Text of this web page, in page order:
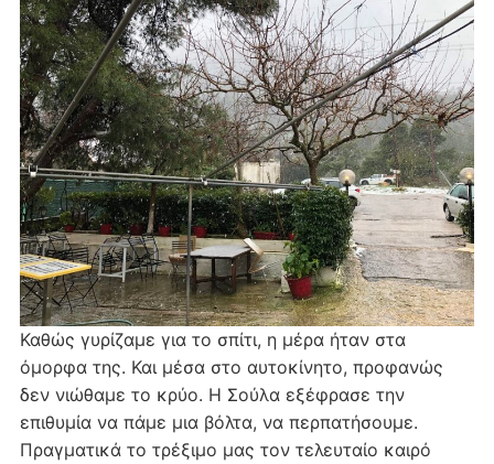
Καθώς γυρίζαμε για το σπίτι, η μέρα ήταν στα
όμορφα της. Και μέσα στο αυτοκίνητο, προφανώς
δεν νιώθαμε το κρύο. Η Σούλα εξέφρασε την
επιθυμία να πάμε μια βόλτα, να περπατήσουμε.
Πραγματικά το τρέξιμο μας τον τελευταίο καιρό